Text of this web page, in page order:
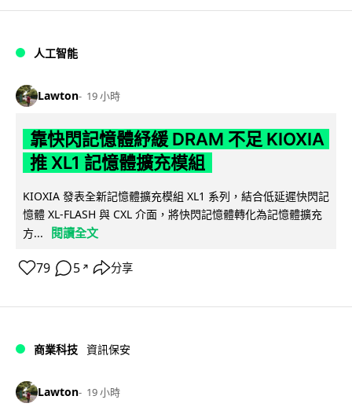
人工智能
Lawton 19 小時
靠快閃記憶體紓緩 DRAM 不足 KIOXIA
推 XL1 記憶體擴充模組
KIOXIA 發表全新記憶體擴充模組 XL1 系列，結合低延遲快閃記
憶體 XL-FLASH 與 CXL 介面，將快閃記憶體轉化為記憶體擴充
方...
閱讀全文
79 5 ↗ 分享
商業科技 資訊保安
Lawton 19 小時